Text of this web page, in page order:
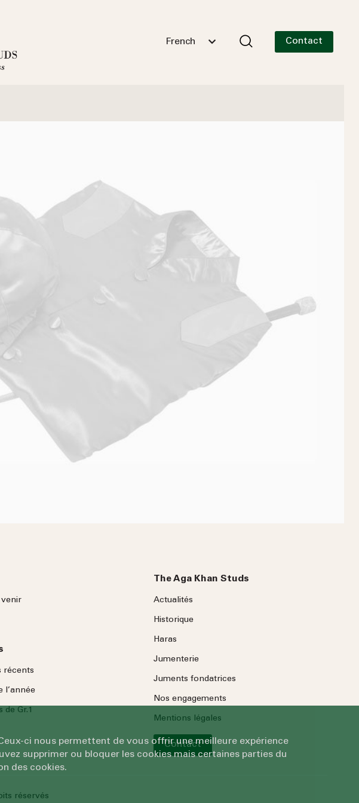
French Contact
venir
récents
l’année
de Gr.1
The Aga Khan Studs
Actualités
Historique
Haras
Jumenterie
Juments fondatrices
Nos engagements
Mentions légales
Contact
réservés
ci nous permettent de vous offrir une meilleure expérience
supprimer ou bloquer les cookies mais certaines parties du
des cookies.